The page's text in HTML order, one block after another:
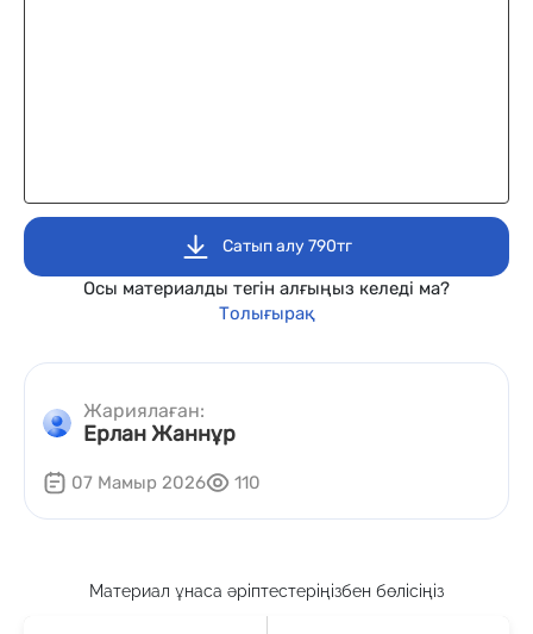
Сатып алу 790тг
Осы материалды тегін алғыңыз келеді ма?
Толығырақ
Жариялаған:
Ерлан Жаннұр
07 Мамыр 2026 110
Материал ұнаса әріптестеріңізбен бөлісіңіз